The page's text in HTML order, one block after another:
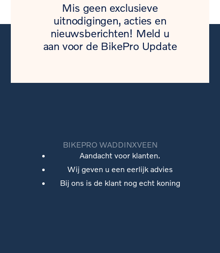
Mis geen exclusieve
uitnodigingen, acties en
nieuwsberichten! Meld u
aan voor de BikePro Update
BIKEPRO WADDINXVEEN
Aandacht voor klanten.
Wij geven u een eerlijk advies
Bij ons is de klant nog echt koning